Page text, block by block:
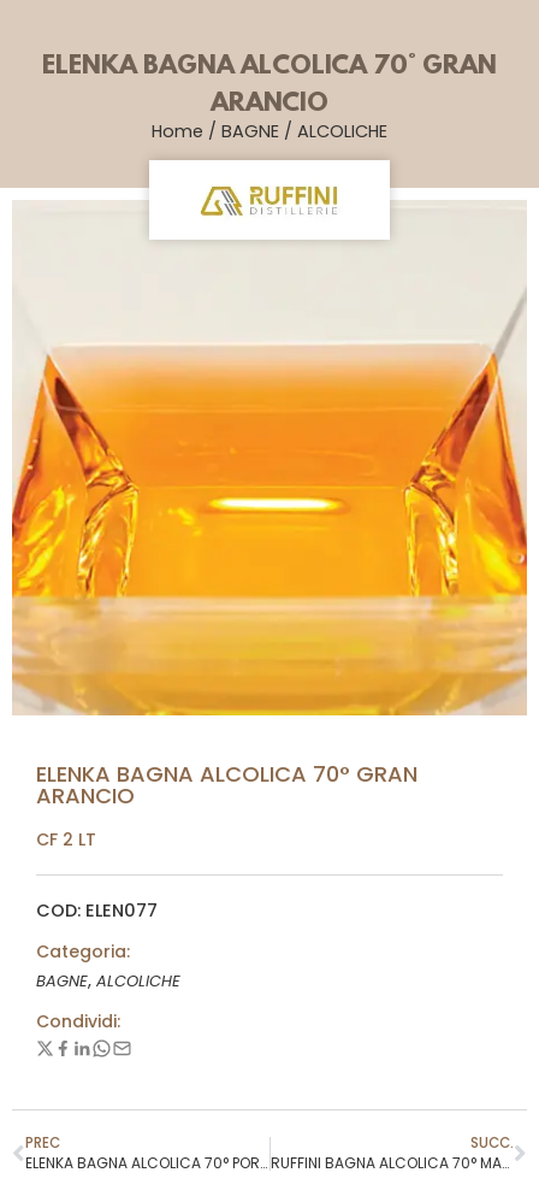
ELENKA BAGNA ALCOLICA 70° GRAN
ARANCIO
Home / BAGNE / ALCOLICHE
ELENKA BAGNA ALCOLICA 70° GRAN
ARANCIO
CF 2 LT
COD: ELEN077
Categoria:
BAGNE, ALCOLICHE
Condividi:
PREC
ELENKA BAGNA ALCOLICA 70° PORTO CARIBE RISERVA
SUCC.
RUFFINI BAGNA ALCOLICA 70° MANDARINO